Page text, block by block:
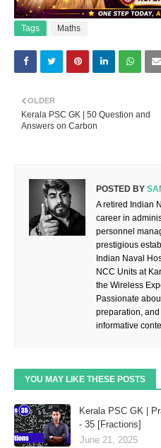
Tags Maths
OLDER
Kerala PSC GK | 50 Question and
Answers on Carbon
POSTED BY
A retired Indian
career in
personnel
prestigious
Indian Naval
NCC Units at
the Wireless
Passionate
preparation,
informative
YOU MAY LIKE THESE POSTS
Kerala PSC GK |
- 35 [Fractions]
June 21, 2025